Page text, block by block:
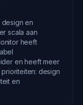
design en
scala aan
heeft
en heeft meer
design
en